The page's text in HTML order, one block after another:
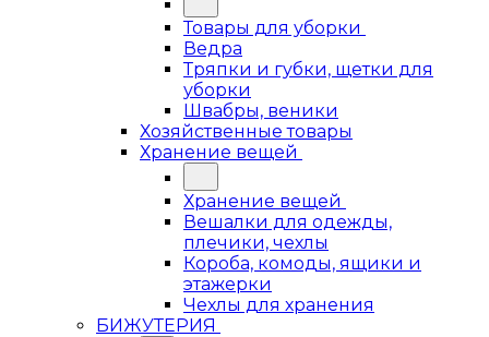
Товары для уборки
Ведра
Тряпки и губки, щетки для
уборки
Швабры, веники
Хозяйственные товары
Хранение вещей
Хранение вещей
Вешалки для одежды,
плечики, чехлы
Короба, комоды, ящики и
этажерки
Чехлы для хранения
БИЖУТЕРИЯ